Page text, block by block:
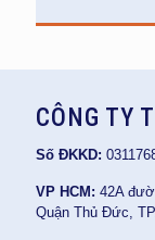
CÔNG TY
Số ĐKKD:
VP HCM: 42A
Quận Thủ Đức,